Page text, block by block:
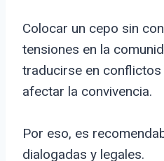
Colocar un cepo sin
tensiones en la
traducirse en
afectar la convivencia.
Por eso, es
dialogadas y legales.